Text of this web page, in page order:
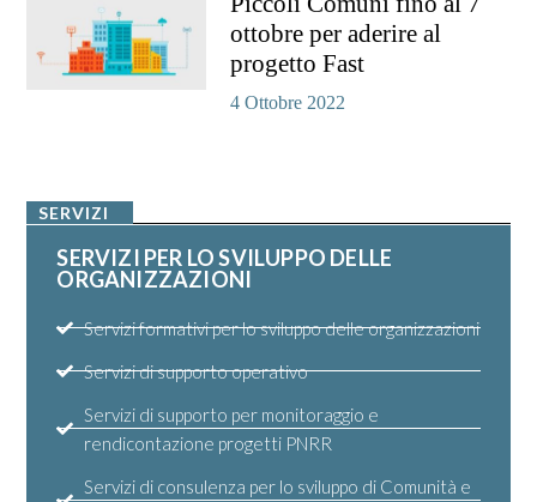
ottobre per aderire al
progetto Fast
4 Ottobre 2022
SERVIZI
SERVIZI PER LO SVILUPPO DELLE
ORGANIZZAZIONI
Servizi formativi per lo sviluppo delle organizzazioni
Servizi di supporto operativo
Servizi di supporto per monitoraggio e
rendicontazione progetti PNRR
Servizi di consulenza per lo sviluppo di Comunità e